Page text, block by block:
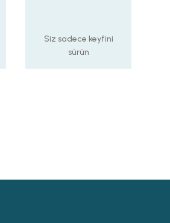
Siz sadece keyfini
sürün